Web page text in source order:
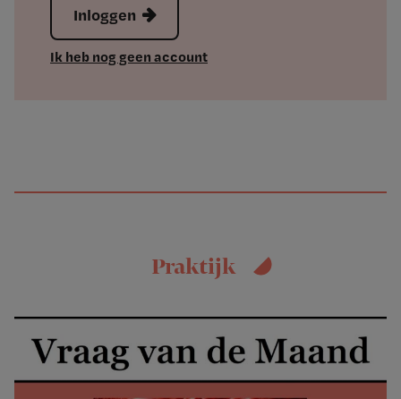
Inloggen
Ik heb nog geen account
Praktijk